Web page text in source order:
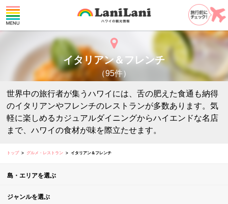
イタリアン＆フレンチ
（95件）
世界中の旅行者が集うハワイには、舌の肥えた食通も納得
のイタリアンやフレンチのレストランが多数あります。気
軽に楽しめるカジュアルダイニングからハイエンドな名店
まで、ハワイの食材が味を際立たせます。
トップ グルメ・レストラン イタリアン＆フレンチ
島・エリアを選ぶ
ジャンルを選ぶ